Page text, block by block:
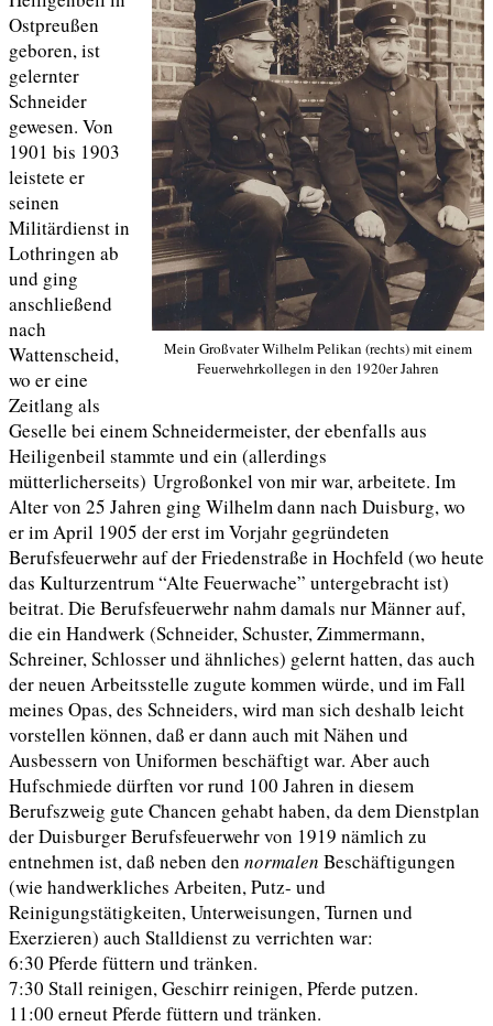
Mein Großvater Wilhelm Pelikan (rechts) mit einem
Feuerwehrkollegen in den 1920er Jahren
Ostpreußen
geboren, ist
gelernter
Schneider
gewesen. Von
1901 bis 1903
leistete er
seinen
Militärdienst in
Lothringen ab
und ging
anschließend
nach
Wattenscheid,
wo er eine
Zeitlang als
Geselle bei einem Schneidermeister, der ebenfalls aus
Heiligenbeil stammte und ein (allerdings
mütterlicherseits) Urgroßonkelvon mir war, arbeitete. Im
Alter von 25 Jahren ging Wilhelm dann nach Duisburg, wo
er im April 1905 der erst im Vorjahr gegründeten
Berufsfeuerwehr auf der Friedenstraße in Hochfeld (wo heute
das Kulturzentrum “Alte Feuerwache” untergebracht ist)
beitrat. Die Berufsfeuerwehr nahm damals nur Männer auf,
die ein Handwerk (Schneider, Schuster, Zimmermann,
Schreiner, Schlosser und ähnliches) gelernt hatten, das auch
der neuen Arbeitsstelle zugute kommen würde, und im Fall
meines Opas, des Schneiders, wird man sich deshalb leicht
vorstellen können, daß er dann auch mit Nähen und
Ausbessern von Uniformen beschäftigt war. Aber auch
Hufschmiede dürften vor rund 100 Jahren in diesem
Berufszweig gute Chancen gehabt haben, da dem Dienstplan
der Duisburger Berufsfeuerwehr von 1919 nämlich zu
entnehmen ist, daß neben den normalen Beschäftigungen
(wie handwerkliches Arbeiten, Putz- und
Reinigungstätigkeiten, Unterweisungen, Turnen und
Exerzieren) auch Stalldienst zu verrichten war:
6:30 Pferde füttern und tränken.
7:30 Stall reinigen, Geschirr reinigen, Pferde putzen.
11:00 erneut Pferde füttern und tränken.